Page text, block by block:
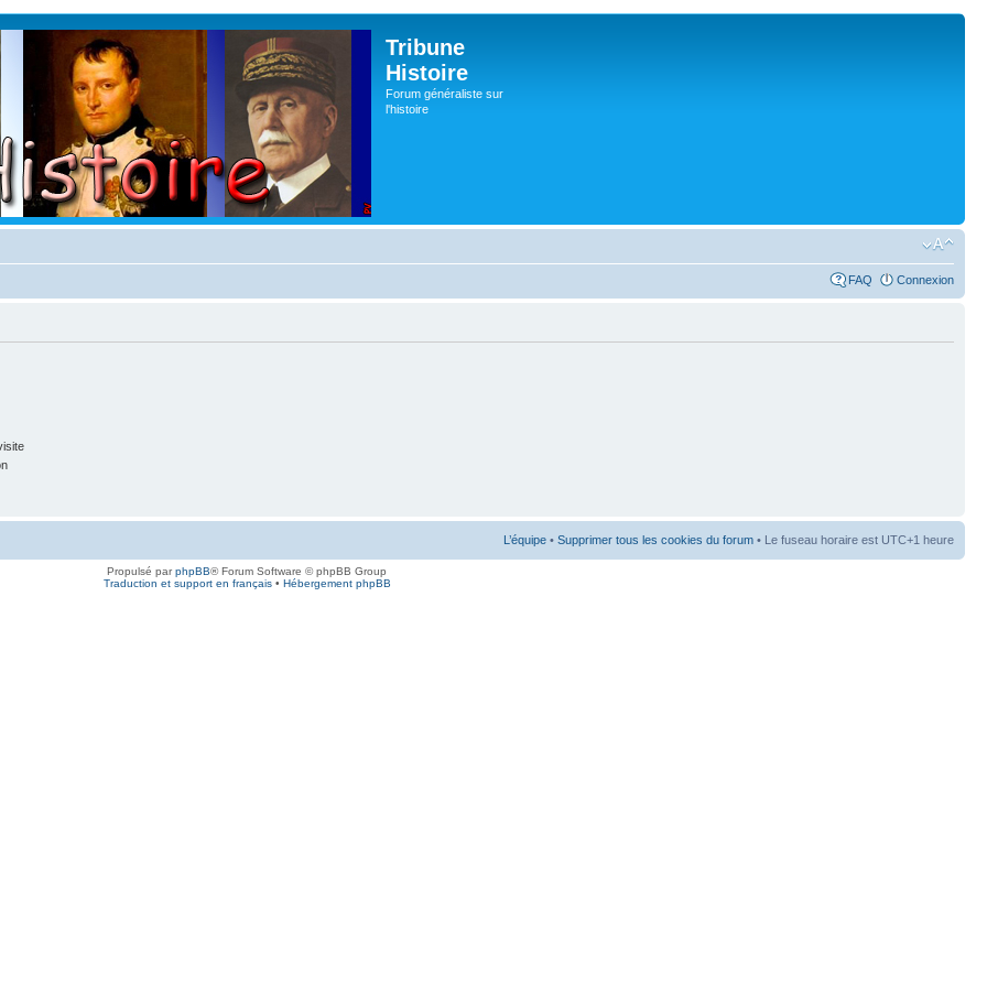
Tribune
Histoire
Forum généraliste sur
l'histoire
FAQ Connexion
L’équipe • Supprimer tous les cookies du forum • Le fuseau horaire est UTC+1 heure
Propulsé parphpBB® Forum Software © phpBB Group
Traduction et support en français• Hébergement phpBB